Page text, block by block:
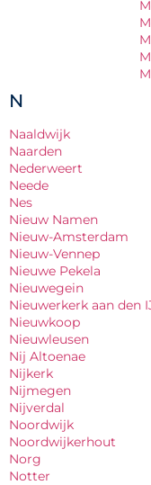
N
Naaldwijk
Naarden
Nederweert
Neede
Nes
Nieuw Namen
Nieuw-Amsterdam
Nieuw-Vennep
Nieuwe Pekela
Nieuwegein
Nieuwerkerk aan den
Nieuwkoop
Nieuwleusen
Nij Altoenae
Nijkerk
Nijmegen
Nijverdal
Noordwijk
Noordwijkerhout
Norg
Notter